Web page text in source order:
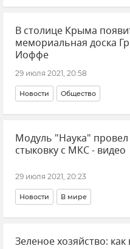
В столице Крыма
мемориальная доска
Иоффе
29 июля 2021, 20:58
Новости Общество
Модуль "Наука"
стыковку с МКС - видео
29 июля 2021, 20:23
Новости В мире
Зеленое хозяйство: как